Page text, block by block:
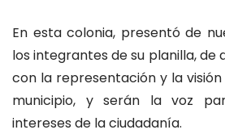
En esta colonia, presentó de
los integrantes de su planilla, de
con la representación y la
municipio, y serán la voz
intereses de la ciudadanía.